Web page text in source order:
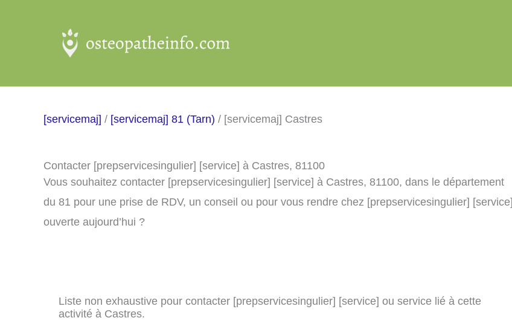
[servicemaj] / [servicemaj] 81 (Tarn) / [servicemaj] Castres
Contacter [prepservicesingulier] [service] à Castres, 81100
Vous souhaitez contacter [prepservicesingulier] [service] à Castres, 81100, dans le département
du 81 pour une prise de RDV, un conseil ou pour vous rendre chez [prepservicesingulier] [service]
ouverte aujourd’hui ?
Liste non exhaustive pour contacter [prepservicesingulier] [service] ou service lié à cette
activité à Castres.